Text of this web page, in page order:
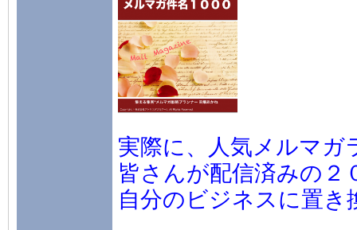
実際に、人気メルマガ
皆さんが配信済みの２
自分のビジネスに置き